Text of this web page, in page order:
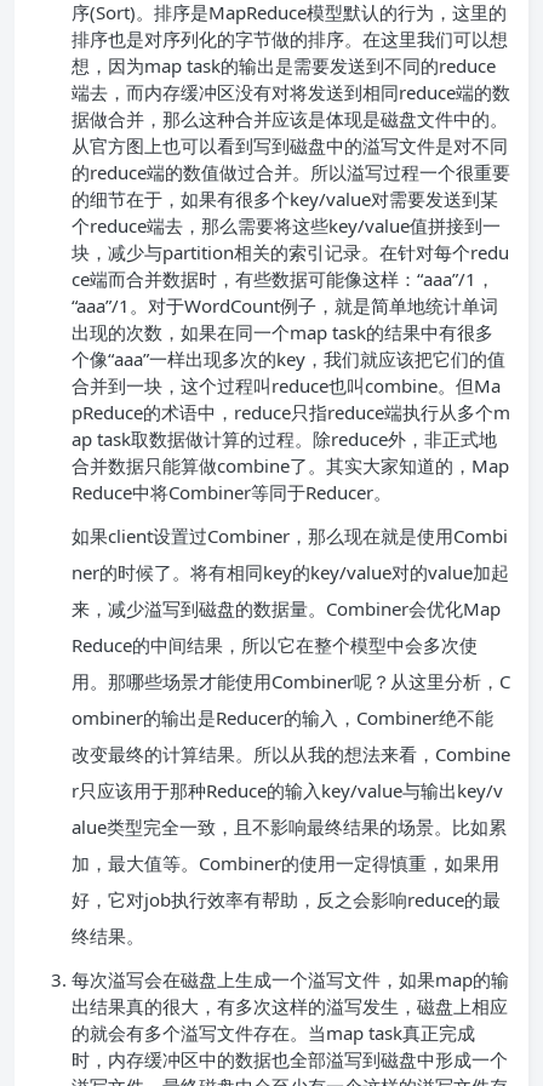
序(Sort)。排序是MapReduce模型默认的行为，这里的
排序也是对序列化的字节做的排序。在这里我们可以想
想，因为map task的输出是需要发送到不同的reduce
端去，而内存缓冲区没有对将发送到相同reduce端的数
据做合并，那么这种合并应该是体现是磁盘文件中的。
从官方图上也可以看到写到磁盘中的溢写文件是对不同
的reduce端的数值做过合并。所以溢写过程一个很重要
的细节在于，如果有很多个key/value对需要发送到某
个reduce端去，那么需要将这些key/value值拼接到一
块，减少与partition相关的索引记录。在针对每个redu
ce端而合并数据时，有些数据可能像这样：“aaa”/1，
“aaa”/1。对于WordCount例子，就是简单地统计单词
出现的次数，如果在同一个map task的结果中有很多
个像“aaa”一样出现多次的key，我们就应该把它们的值
合并到一块，这个过程叫reduce也叫combine。但Ma
pReduce的术语中，reduce只指reduce端执行从多个m
ap task取数据做计算的过程。除reduce外，非正式地
合并数据只能算做combine了。其实大家知道的，Map
Reduce中将Combiner等同于Reducer。
如果client设置过Combiner，那么现在就是使用Combi
ner的时候了。将有相同key的key/value对的value加起
来，减少溢写到磁盘的数据量。Combiner会优化Map
Reduce的中间结果，所以它在整个模型中会多次使
用。那哪些场景才能使用Combiner呢？从这里分析，C
ombiner的输出是Reducer的输入，Combiner绝不能
改变最终的计算结果。所以从我的想法来看，Combine
r只应该用于那种Reduce的输入key/value与输出key/v
alue类型完全一致，且不影响最终结果的场景。比如累
加，最大值等。Combiner的使用一定得慎重，如果用
好，它对job执行效率有帮助，反之会影响reduce的最
终结果。
每次溢写会在磁盘上生成一个溢写文件，如果map的输
出结果真的很大，有多次这样的溢写发生，磁盘上相应
的就会有多个溢写文件存在。当map task真正完成
时，内存缓冲区中的数据也全部溢写到磁盘中形成一个